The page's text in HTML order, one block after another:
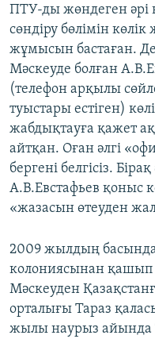
ПТУ-ды жөндеген әрі
сөндіру бөлімін
жұмысын бастаған.
Мәскеуде болған
(телефон арқылы
туыстары естіген)
жабдықтауға қажет
айтқан. Оған әлгі
бергені белгісіз.
А.В.Евстафьев қоныс
«жазасын өтеуден
2009 жылдың
колониясынан қашып
Мәскеуден
орталығы Тараз
жылы наурыз айында